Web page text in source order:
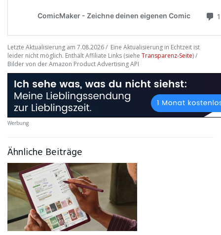
Letzte Aktualisierung am 7.08.2026 / Eine Aktualisierung in Echtzeit ist
leider nicht möglich. Enthält Affiliate Links (siehe Transparenz-Seite) /
Bilder von der Amazon Product Advertising API
Werbung
Ähnliche Beiträge